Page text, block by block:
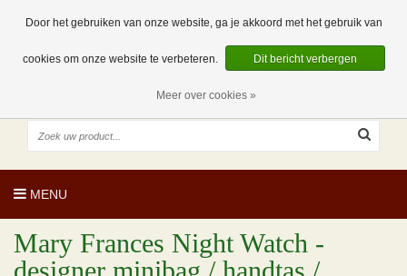
0 Artikelen
NL
EUR
MENU
Mary Frances Night Watch -
Door het gebruiken van onze website, ga je akkoord met het gebruik van
cookies om onze website te verbeteren. Dit bericht verbergen
Meer over cookies »